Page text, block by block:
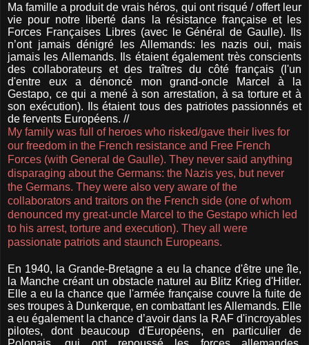
Ma famille a produit de vrais héros, qui ont risqué / offert leur
vie pour notre liberté dans la résistance française et les
Forces Françaises Libres (avec le Général de Gaulle). Ils
n’ont jamais dénigré les Allemands: les nazis oui, mais
jamais les Allemands. Ils étaient également très conscients
des collaborateurs et des traîtres du côté français (l'un
d'entre eux a dénoncé mon grand-oncle Marcel à la
Gestapo, ce qui a mené à son arrestation, à sa torture et à
son exécution). Ils étaient tous des patriotes passionnés et
de fervents Européens. //
My family was full of heroes who risked/gave their lives for
our freedom in the French resistance and Free French
Forces (with General de Gaulle). They never said anything
disparaging about the Germans: the Nazis yes, but never
the Germans. They were also very aware of the
collaborators and traitors on the French side (one of whom
denounced my great-uncle Marcel to the Gestapo which led
to his arrest, torture and execution). They all were
passionate patriots and staunch Europeans.
En 1940, la Grande-Bretagne a eu la chance d'être une île,
la Manche créant un obstacle naturel au Blitz Krieg d'Hitler.
Elle a eu la chance que l'armée française couvre la fuite de
ses troupes à Dunkerque, en combattant les Allemands. Elle
a eu également la chance d’avoir dans la RAF d'incroyables
pilotes, dont beaucoup d'Européens, en particulier de